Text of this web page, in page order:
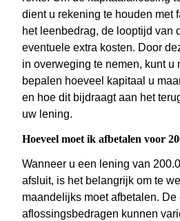
dient u rekening te houden met
het leenbedrag, de looptijd van
eventuele extra kosten. Door
in overweging te nemen, kunt u
bepalen hoeveel kapitaal u
en hoe dit bijdraagt aan het
uw lening.
Hoeveel moet ik afbetalen voor
Wanneer u een lening van
afsluit, is het belangrijk om te
maandelijks moet afbetalen. De
aflossingsbedragen kunnen